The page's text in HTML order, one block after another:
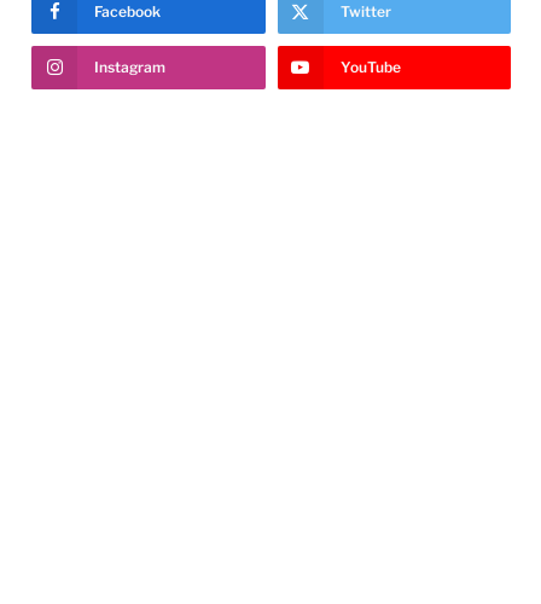
Facebook Twitter
Instagram YouTube